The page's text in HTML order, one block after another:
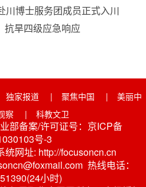
川博士服务团成员正式入川
抗旱四级应急响应
独家报道 | 聚焦中国 |
美丽中
察 | 科教文卫
部备案/许可证号：京ICP备
号-3
网址: http://focusoncn.cn
热线电话：
小时)